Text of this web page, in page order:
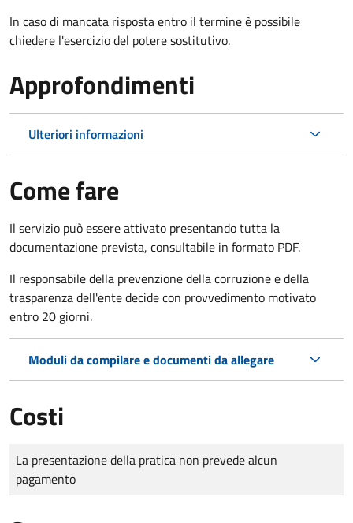
In caso di mancata risposta entro il termine è possibile
chiedere l'esercizio del potere sostitutivo.
Approfondimenti
Ulteriori informazioni
Come fare
Il servizio può essere attivato presentando tutta la
documentazione prevista, consultabile in formato PDF.
Il responsabile della prevenzione della corruzione e della
trasparenza dell'ente decide con provvedimento motivato
entro 20 giorni.
Moduli da compilare e documenti da allegare
Costi
Tipo di pagamento
Importo
La presentazione della pratica non prevede alcun
pagamento